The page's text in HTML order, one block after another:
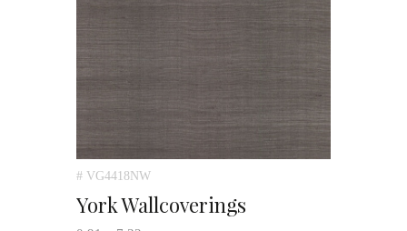
# VG4418NW
York Wallcoverings